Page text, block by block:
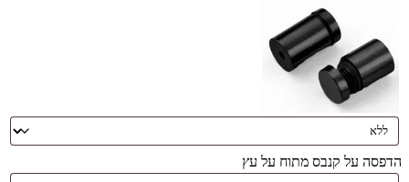
הדפסה על קנבס מתוח על עץ